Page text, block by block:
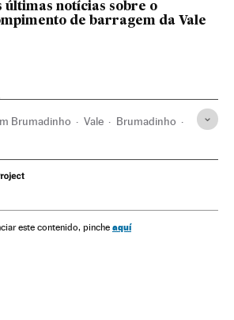
últimas notícias sobre o
de barragem da Vale
Brumadinho Vale Brumadinho
Urbanismo Meio ambiente
este contenido, pinche aquí